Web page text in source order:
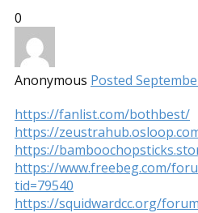
0
Anonymous Posted
https://fanlist.com/bothbest/
https://
https://
https://www.freebeg.com/
tid=79540
https://squidwardcc.org/